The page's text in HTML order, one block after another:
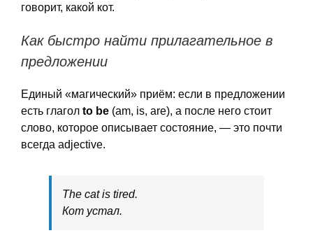
говорит, какой кот.
Как быстро найти прилагательное в
предложении
Единый «магический» приём: если в предложении
есть глагол to be (am, is, are), а после него стоит
слово, которое описывает состояние, — это почти
всегда adjective.
The cat is tired.
Кот устал.